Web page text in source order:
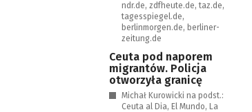
ndr.de, zdfheute.de, taz.de,
tagesspiegel.de,
berlinmorgen.de, berliner-
zeitung.de
Ceuta pod naporem
migrantów. Policja
otworzyła granicę
Michał Kurowicki na podst.:
Ceuta al Dia, El Mundo, La